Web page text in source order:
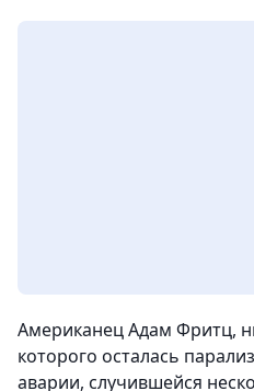
Американец Адам Фритц,
которого осталась
аварии, случившейся